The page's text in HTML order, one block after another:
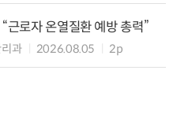
근로자 온열질환 예방 총력”
과 2026.08.05 2p